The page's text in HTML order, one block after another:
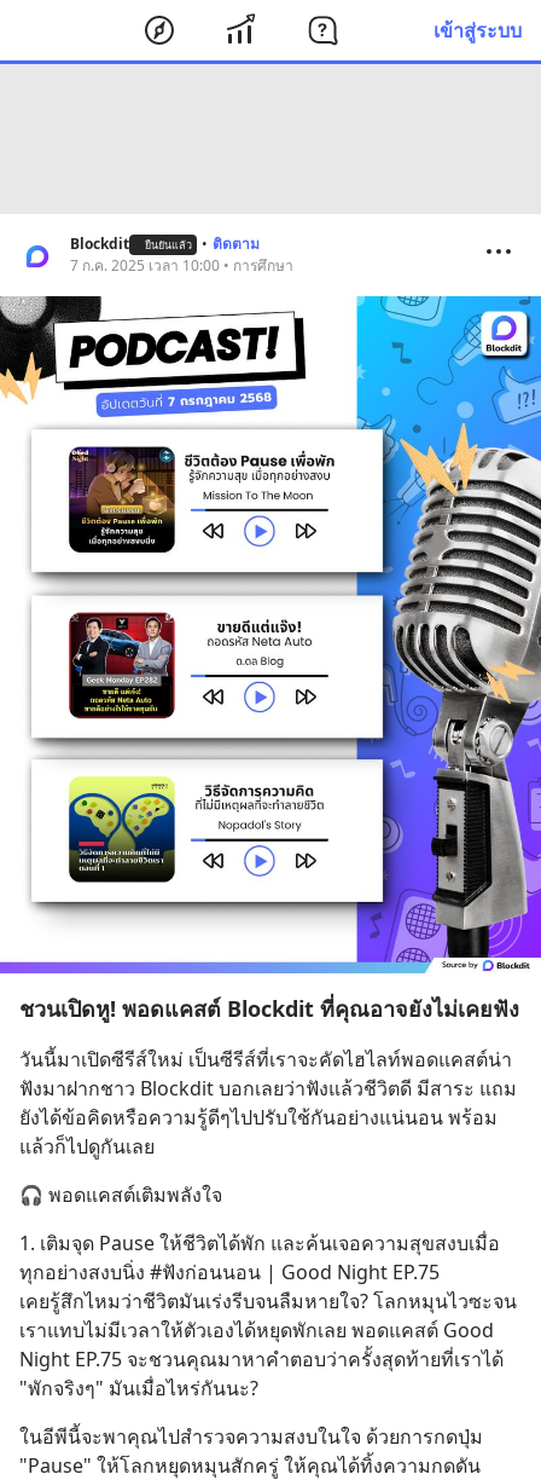
เข้าสู่ระบบ
Blockdit ยืนยันแล้ว • ติดตาม
7 ก.ค. 2025 เวลา 10:00 • การศึกษา
ชวนเปิดหู! พอดแคสต์ Blockdit ที่คุณอาจยังไม่เคยฟัง
วันนี้มาเปิดซีรีส์ใหม่ เป็นซีรีส์ที่เราจะคัดไฮไลท์พอดแคสต์น่า
ฟังมาฝากชาว Blockdit บอกเลยว่าฟังแล้วชีวิตดี มีสาระ แถม
ยังได้ข้อคิดหรือความรู้ดีๆไปปรับใช้กันอย่างแน่นอน พร้อม
แล้วก็ไปดูกันเลย
🎧 พอดแคสต์เติมพลังใจ
1. เติมจุด Pause ให้ชีวิตได้พัก และค้นเจอความสุขสงบเมื่อ
ทุกอย่างสงบนิ่ง #ฟังก่อนนอน | Good Night EP.75
เคยรู้สึกไหมว่าชีวิตมันเร่งรีบจนลืมหายใจ? โลกหมุนไวซะจน
เราแทบไม่มีเวลาให้ตัวเองได้หยุดพักเลย พอดแคสต์ Good
Night EP.75 จะชวนคุณมาหาคำตอบว่าครั้งสุดท้ายที่เราได้
"พักจริงๆ" มันเมื่อไหร่กันนะ?
ในอีพีนี้จะพาคุณไปสำรวจความสงบในใจ ด้วยการกดปุ่ม
"Pause" ให้โลกหยุดหมุนสักครู่ ให้คุณได้ทิ้งความกดดัน